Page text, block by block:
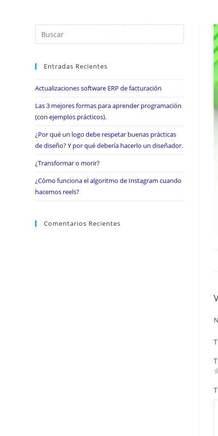
Entradas Recientes
Actualizaciones software ERP de facturación
Las 3 mejores formas para aprender programación
(con ejemplos prácticos).
¿Por qué un logo debe respetar buenas prácticas
de diseño? Y por qué debería hacerlo un diseñador.
¿Transformar o morir?
¿Cómo funciona el algoritmo de Instagram cuando
hacemos reels?
Comentarios Recientes